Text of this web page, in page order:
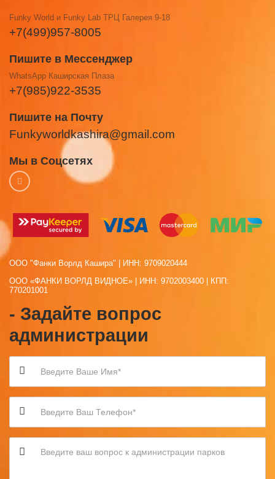
Funky World и Funky Lab ТРЦ Галерея 9-18
+7(499)957-8005
Пишите в Мессенджер
WhatsApp Каширская Плаза
+7(985)922-3535
Пишите на Почту
Funkyworldkashira@gmail.com
Мы в Соцсетях
ООО "Фанки Ворлд Кашира" | ИНН: 9709020444
ООО «ФАНКИ ВОРЛД ВИДНОЕ» | ИНН: 9702003400 | КПП:
770201001
- Задайте вопрос
администрации